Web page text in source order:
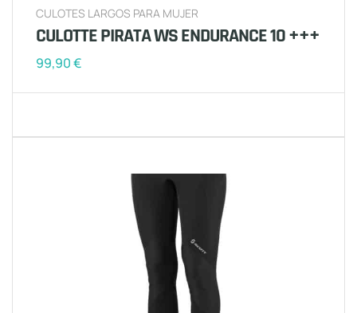
CULOTES LARGOS PARA MUJER
CULOTTE PIRATA WS ENDURANCE 10 +++
99,90€